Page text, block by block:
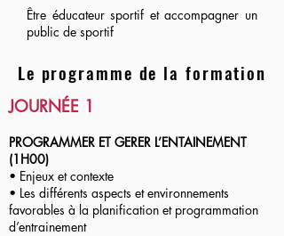
Être éducateur sportif et accompagner un
public de sportif
Le programme de la formation
JOURNÉE 1
PROGRAMMER ET GERER L’ENTAINEMENT
(1H00)
• Enjeux et contexte
• Les différents aspects et environnements
favorables à la planification et programmation
d’entrainement